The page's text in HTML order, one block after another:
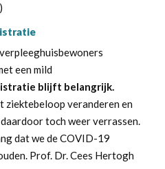
een mild
blijft belangrijk.
ziektebeloop veranderen en
toch weer verrassen.
dat we de COVID-19
Prof. Dr. Cees Hertogh